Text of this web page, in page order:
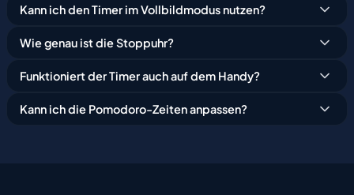
Kann ich den Timer im Vollbildmodus nutzen?
Wie genau ist die Stoppuhr?
Funktioniert der Timer auch auf dem Handy?
Kann ich die Pomodoro-Zeiten anpassen?